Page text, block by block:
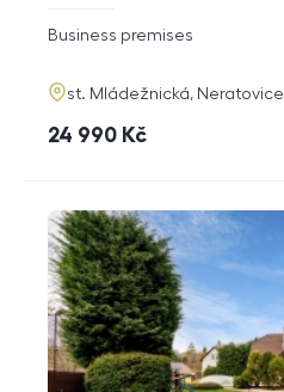
rozměry
disposition
Business premises
adresa
st. Mládežnická, Neratovice
cena
24 990 Kč